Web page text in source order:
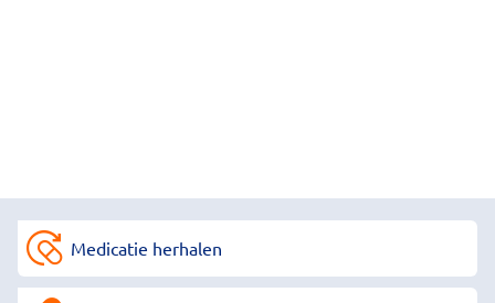
Medicatie herhalen